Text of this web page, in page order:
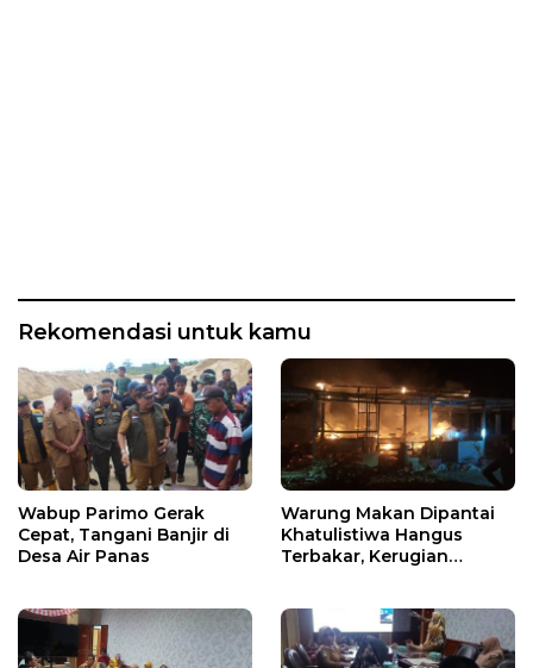
Rekomendasi untuk kamu
Wabup Parimo Gerak
Cepat, Tangani Banjir di
Desa Air Panas
Warung Makan Dipantai
Khatulistiwa Hangus
Terbakar, Kerugian